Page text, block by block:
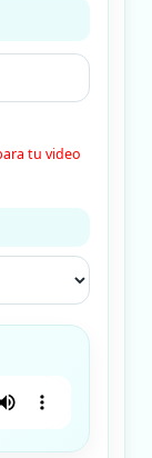
tu video